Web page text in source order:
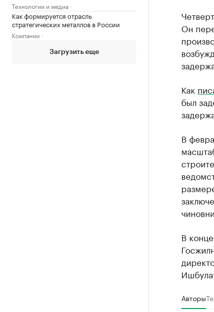
Технологии и медиа
Как формируется отрасль
стратегических металлов в России
Компании
Загрузить еще
Он
Как
был
В
В
Авторы